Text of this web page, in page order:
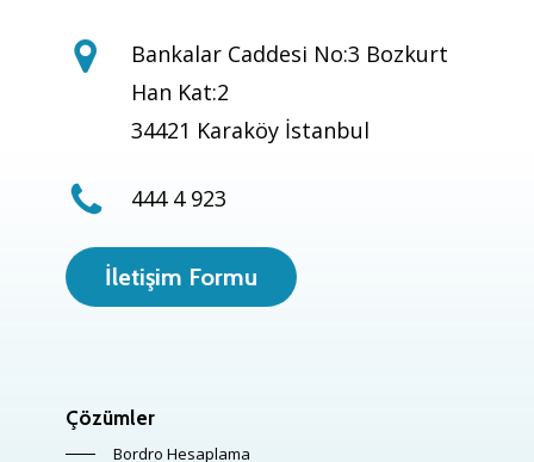
Bankalar Caddesi No:3 Bozkurt
Han Kat:2
34421 Karaköy İstanbul
444 4 923
İletişim Formu
Çözümler
Bordro Hesaplama